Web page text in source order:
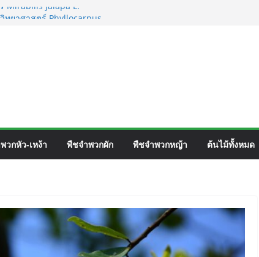
Mirabilis jalapa L.
วกหัว-เหง้า พืชจำพวกผัก พืชจำพวกหญ้า ต้นไม้ทั้งหมด